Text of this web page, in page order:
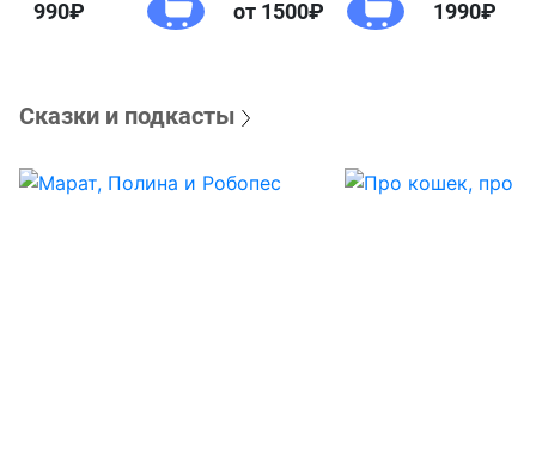
990
Юдо!»
от 1500
агентство
1990
Сказки и подкасты